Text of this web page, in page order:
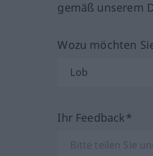
gemäß unserem
Wozu möchten
Ihr Feedback*